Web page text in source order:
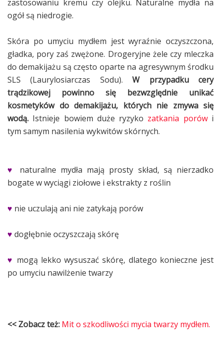
zastosowaniu kremu czy olejku. Naturalne mydła na
ogół są niedrogie.
Skóra po umyciu mydłem jest wyraźnie oczyszczona,
gładka, pory zaś zwężone. Drogeryjne żele czy mleczka
do demakijażu są często oparte na agresywnym środku
SLS (Laurylosiarczas Sodu).W
przypadku cery
trądzikowej powinno się bezwzględnie
unikać
kosmetyków do demakijażu, których nie zmywa się
wodą. Istnieje bowiem duże ryzyko zatkania porówi
tym samym nasilenia wykwitów skórnych.
♥
naturalne mydła mają prosty skład, są nierzadko
bogate w wyciągi ziołowe i ekstrakty z roślin
♥ nie uczulają ani nie zatykają porów
♥ dogłębnie oczyszczają skórę
♥ mogą lekko wysuszać skórę, dlatego konieczne jest
po umyciu nawilżenie twarzy
<< Zobacz też: Mit o szkodliwości mycia twarzy mydłem.